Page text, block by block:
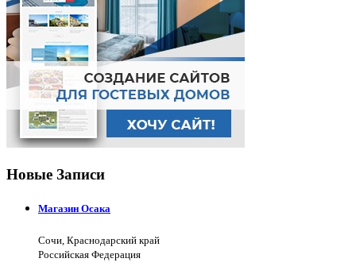
Новые Записи
Магазин Осака
Сочи, Краснодарский край
Российская Федерация